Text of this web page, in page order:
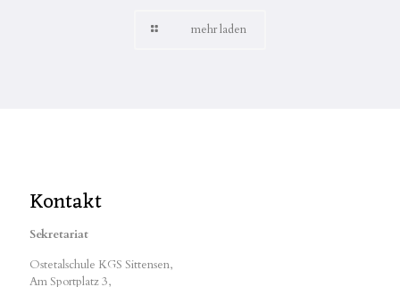
mehr laden
Kontakt
Sekretariat
Ostetalschule KGS Sittensen,
Am Sportplatz 3,